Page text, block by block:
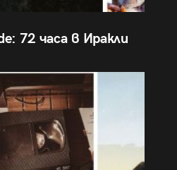
72 часа в Иракли